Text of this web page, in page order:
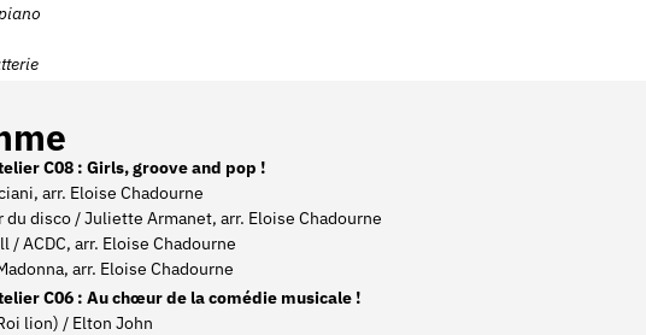
C08 : Girls, groove and pop !
arr. Eloise Chadourne
du disco / Juliette Armanet, arr. Eloise Chadourne
/ ACDC, arr. Eloise Chadourne
arr. Eloise Chadourne
C06 : Au chœur de la comédie musicale !
lion) / Elton John